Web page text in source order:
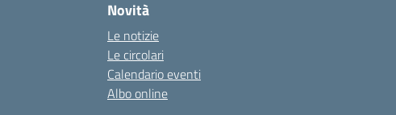
Novità
Le notizie
Le circolari
Calendario eventi
Albo online